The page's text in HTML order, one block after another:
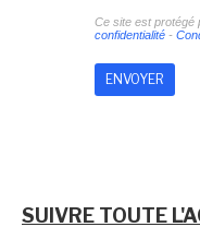
Ce site est protégé
confidentialité-
SUIVRE TOUTE